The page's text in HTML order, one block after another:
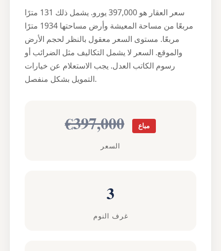
سعر العقار هو 397,000 يورو. يشمل ذلك 131 مترًا
مربعًا من مساحة المعيشة وأرض مساحتها 1934 مترًا
مربعًا. مستوى السعر معقول بالنظر لحجم الأرض
والموقع. السعر لا يشمل التكاليف مثل الضرائب أو
رسوم الكاتب العدل. يجب الاستعلام عن خيارات
التمويل بشكل منفصل.
€397,000 مباع
السعر
3
غرف النوم